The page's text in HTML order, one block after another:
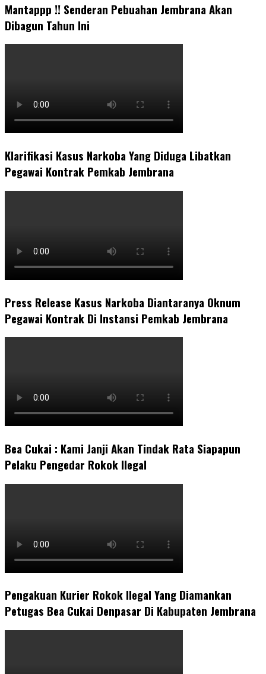
Mantappp !! Senderan Pebuahan Jembrana Akan
Dibagun Tahun Ini
Klarifikasi Kasus Narkoba Yang Diduga Libatkan
Pegawai Kontrak Pemkab Jembrana
Press Release Kasus Narkoba Diantaranya Oknum
Pegawai Kontrak Di Instansi Pemkab Jembrana
Bea Cukai : Kami Janji Akan Tindak Rata Siapapun
Pelaku Pengedar Rokok Ilegal
Pengakuan Kurier Rokok Ilegal Yang Diamankan
Petugas Bea Cukai Denpasar Di Kabupaten Jembrana